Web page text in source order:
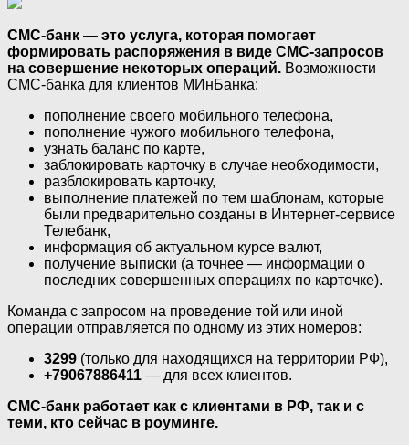
СМС-банк — это услуга, которая помогает
формировать распоряжения в виде СМС-запросов
на совершение некоторых операций. Возможности
СМС-банка для клиентов МИнБанка:
пополнение своего мобильного телефона,
пополнение чужого мобильного телефона,
узнать баланс по карте,
заблокировать карточку в случае необходимости,
разблокировать карточку,
выполнение платежей по тем шаблонам, которые
были предварительно созданы в Интернет-сервисе
Телебанк,
информация об актуальном курсе валют,
получение выписки (а точнее — информации о
последних совершенных операциях по карточке).
Команда с запросом на проведение той или иной
операции отправляется по одному из этих номеров:
3299 (только для находящихся на территории РФ),
+79067886411 — для всех клиентов.
СМС-банк работает как с клиентами в РФ, так и с
теми, кто сейчас в роуминге.